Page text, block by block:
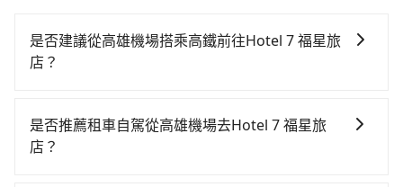
是否建議從高雄機場搭乘高鐵前往Hotel 7 福星旅
店？
舒適、省時、較貴！從最早05:50一直到22:55，左營-台
中一天最多有90班次高鐵可搭乘。假設從高雄機場 (高雄
是否推薦租車自駕從高雄機場去Hotel 7 福星旅
店？